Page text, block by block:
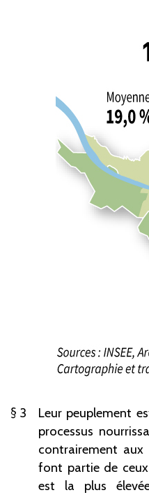
3
Leur peuplement
processus
contrairement aux
font partie de
est la plus